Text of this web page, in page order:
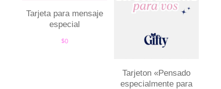
Tarjeta para mensaje
especial
$0
Tarjeton «Pensado
especialmente para